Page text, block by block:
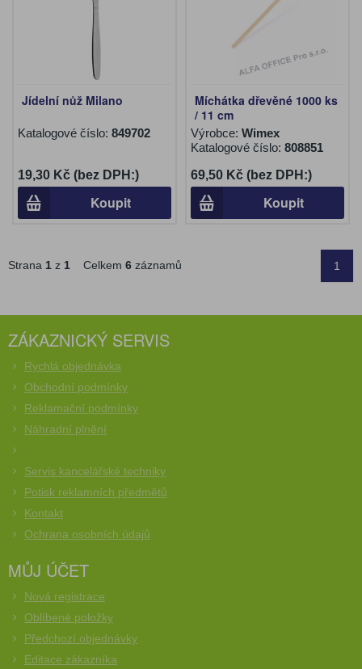
Jídelní nůž Milano
Katalogové číslo: 849702
19,30 Kč (bez DPH:)
Koupit
Míchátka dřevěné 1000 ks
/ 11 cm
Výrobce: Wimex
Katalogové číslo: 808851
69,50 Kč (bez DPH:)
Koupit
Strana 1 z 1 Celkem 6 záznamů 1
ZÁKAZNICKÝ SERVIS
Rychlá objednávka
Obchodní podmínky
Reklamační podmínky
Náhradní plnění
Servis kancelářské techniky
Potisk reklamních předmětů
Kontakt
Ochrana osobních údajů
MŮJ ÚČET
Nová registrace
Oblíbené položky
Předchozí objednávky
Editace zákazníka